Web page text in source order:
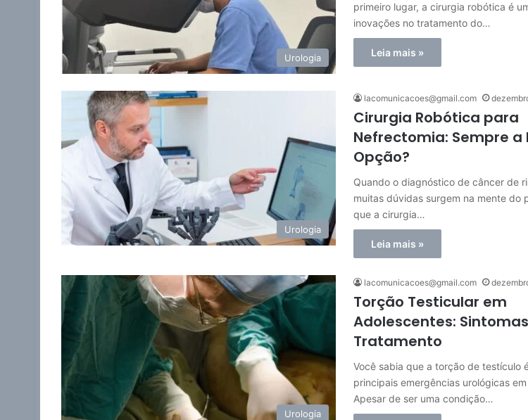
Urologia
primeiro lugar, a cirurgia robótica é
inovações no tratamento do…
Leia mais »
Urologia
lacomunicacoes@gmail.com
Cirurgia Robótica para
Nefrectomia: Sempre a
Opção?
Quando o diagnóstico de câncer de
muitas dúvidas surgem na mente do
que a cirurgia…
Leia mais »
Urologia
lacomunicacoes@gmail.com
Torção Testicular em
Adolescentes:
Tratamento
Você sabia que a torção de testículo
principais emergências urológicas
Apesar de ser uma condição…